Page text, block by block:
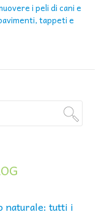
i peli di cani e
tappeti e
naturale: tutti i